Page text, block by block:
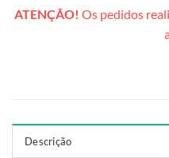
ATENÇÃO! Os pedidos
Descrição